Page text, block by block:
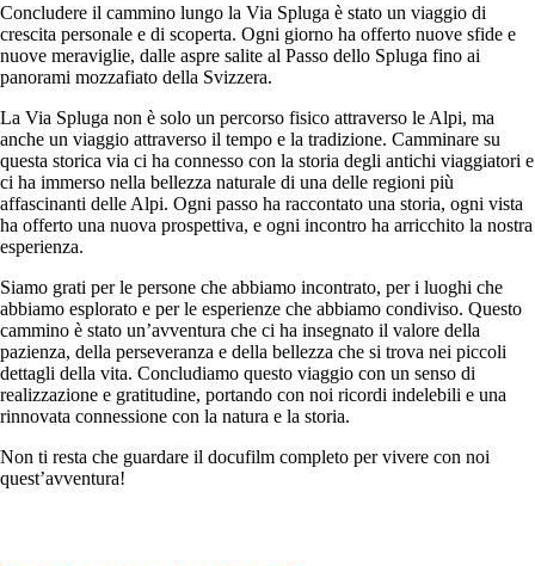
Concludere il cammino lungo la Via Spluga è stato un viaggio di
crescita personale e di scoperta. Ogni giorno ha offerto nuove sfide e
nuove meraviglie, dalle aspre salite al Passo dello Spluga fino ai
panorami mozzafiato della Svizzera.
La Via Spluga non è solo un percorso fisico attraverso le Alpi, ma
anche un viaggio attraverso il tempo e la tradizione. Camminare su
questa storica via ci ha connesso con la storia degli antichi viaggiatori e
ci ha immerso nella bellezza naturale di una delle regioni più
affascinanti delle Alpi. Ogni passo ha raccontato una storia, ogni vista
ha offerto una nuova prospettiva, e ogni incontro ha arricchito la nostra
esperienza.
Siamo grati per le persone che abbiamo incontrato, per i luoghi che
abbiamo esplorato e per le esperienze che abbiamo condiviso. Questo
cammino è stato un’avventura che ci ha insegnato il valore della
pazienza, della perseveranza e della bellezza che si trova nei piccoli
dettagli della vita. Concludiamo questo viaggio con un senso di
realizzazione e gratitudine, portando con noi ricordi indelebili e una
rinnovata connessione con la natura e la storia.
Non ti resta che guardare il docufilm completo per vivere con noi
quest’avventura!